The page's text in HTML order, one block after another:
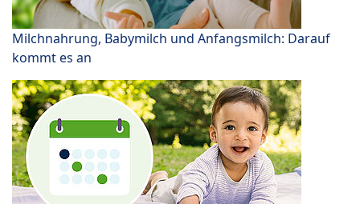
Milchnahrung, Babymilch und Anfangsmilch: Darauf
kommt es an